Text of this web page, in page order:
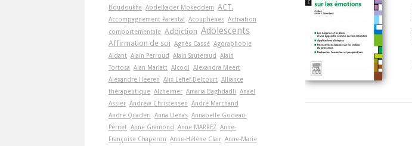
Boudoukha Abdelkader Mokeddem ACT.
Accompagnement Parental Acouphènes Activation
comportementale Addiction Adolescents
Affirmation de soi Agnès Cassé Agoraphobie
Aidant Alain Perroud Alain Sauteraud Alain
Tortosa Alan Marlatt Alcool Alexandra Meert
Alexandre Heeren Alix Lefief-Delcourt Alliance
thérapeutique Alzheimer Amaria Baghdadli Anaël
Assier Andrew Christensen André Marchand
André Quaderi Anna Llenas Annabelle Godeau-
Pernet Anne Gramond Anne MARREZ Anne-
Françoise Chaperon Anne-Hélène Clair Anne-Marie